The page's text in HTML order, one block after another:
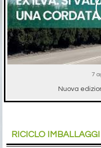
7
Nuova
RICICLO IMBALLAGGI